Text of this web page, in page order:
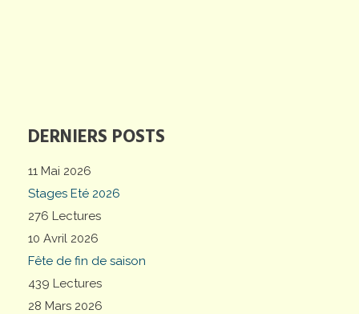
DERNIERS POSTS
11 Mai 2026
Stages Eté 2026
276 Lectures
10 Avril 2026
Fête de fin de saison
439 Lectures
28 Mars 2026